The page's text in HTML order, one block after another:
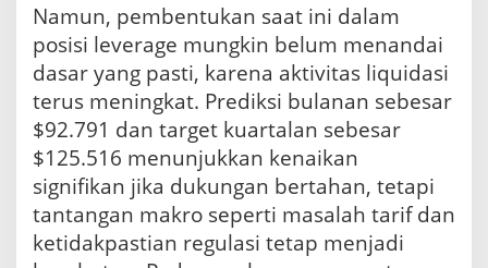
Namun, pembentukan saat ini dalam
posisi leverage mungkin belum menandai
dasar yang pasti, karena aktivitas liquidasi
terus meningkat. Prediksi bulanan sebesar
$92.791 dan target kuartalan sebesar
$125.516 menunjukkan kenaikan
signifikan jika dukungan bertahan, tetapi
tantangan makro seperti masalah tarif dan
ketidakpastian regulasi tetap menjadi